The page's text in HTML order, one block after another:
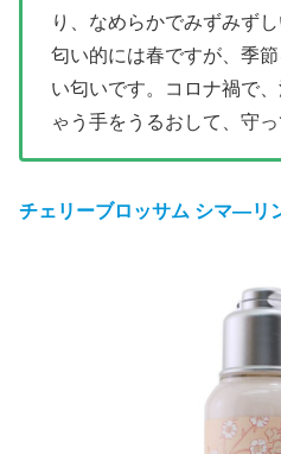
り、なめらかでみずみず
匂い的には春ですが、季
い匂いです。コロナ禍で
ゃう手をうるおして、守っ
チェリーブロッサム シマ―リ